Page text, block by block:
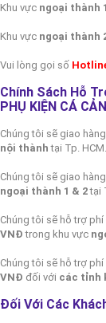
Khu vực ngoại thành 1
Khu vực ngoại thành
Vui lòng gọi số
Chính Sách Hỗ
PHỤ KIỆN CÁ
Chúng tôi sẽ giao
nội thành tại Tp. HCM.
Chúng tôi sẽ giao
ngoại thành 1 & 2tại
Chúng tôi sẽ hỗ trợ
VNĐ trong khu vực
Chúng tôi sẽ hỗ trợ
VNĐ đối với các tỉnh
Đối Với Các